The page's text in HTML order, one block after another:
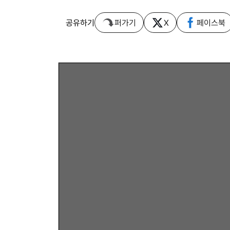
공유하기 퍼가기 X 페이스북